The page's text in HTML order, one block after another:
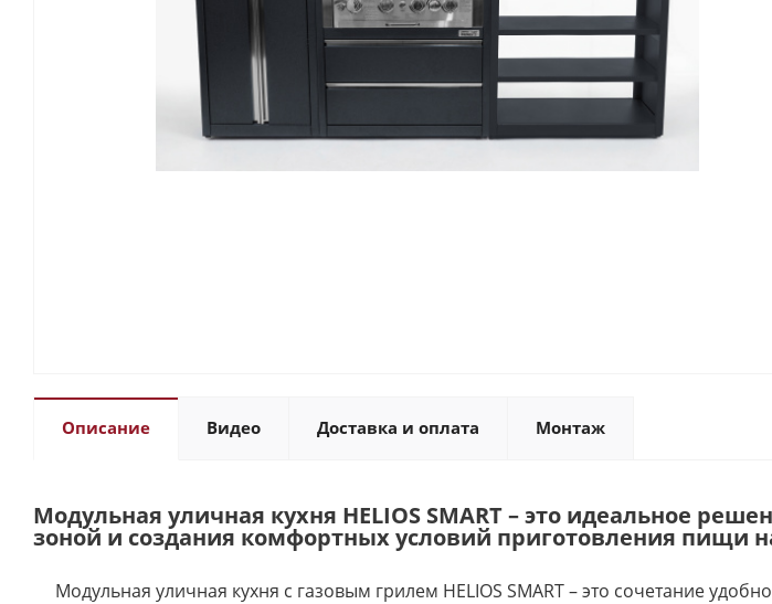
Описание Видео Доставка и оплата Монтаж
Модульная уличная кухня HELIOS SMART – это идеальное
зоной и создания комфортных условий приготовления пищи
Модульная уличная кухня с газовым грилем HELIOS SMART – это сочетание